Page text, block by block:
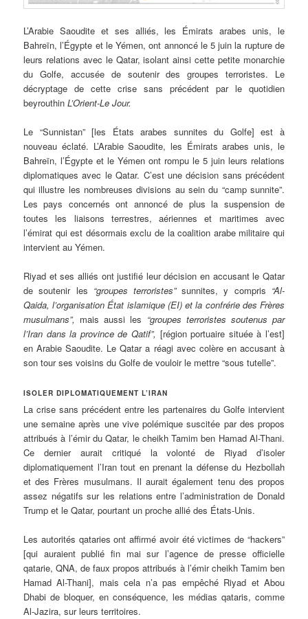
L’Arabie Saoudite et ses alliés, les Émirats arabes unis, le
Bahreïn, l’Égypte et le Yémen, ont annoncé le 5 juin la rupture de
leurs relations avec le Qatar, isolant ainsi cette petite monarchie
du Golfe, accusée de soutenir des groupes terroristes. Le
décryptage de cette crise sans précédent par le quotidien
beyrouthinL’Orient-Le Jour.
Le “Sunnistan” [les États arabes sunnites du Golfe] est à
nouveau éclaté. L’Arabie Saoudite, les Émirats arabes unis, le
Bahreïn, l’Égypte et le Yémen ont rompu le 5 juin leurs relations
diplomatiques avec le Qatar. C’est une décision sans précédent
qui illustre les nombreuses divisions au sein du “camp sunnite”.
Les pays concernés ont annoncé de plus la suspension de
toutes les liaisons terrestres, aériennes et maritimes avec
l’émirat qui est désormais exclu de la coalition arabe militaire qui
intervient au Yémen.
Riyad et ses alliés ont justifié leur décision en accusant le Qatar
de soutenir les “groupes terroristes”sunnites, y compris “Al-
Qaida, l’organisation État islamique (EI) et la confrérie des Frères
musulmans”, mais aussi les “groupes terroristes soutenus par
l’Iran dans la province de Qatif”, [région portuaire située à l’est]
en Arabie Saoudite. Le Qatar a réagi avec colère en accusant à
son tour ses voisins du Golfe de vouloir le mettre “sous tutelle”.
ISOLER DIPLOMATIQUEMENT L’IRAN
La crise sans précédent entre les partenaires du Golfe intervient
une semaine après une vive polémique suscitée par des propos
attribués à l’émir du Qatar, le cheikh Tamim ben Hamad Al-Thani.
Ce dernier aurait critiqué la volonté de Riyad d’isoler
diplomatiquement l’Iran tout en prenant la défense du Hezbollah
et des Frères musulmans. Il aurait également tenu des propos
assez négatifs sur les relations entre l’administration de Donald
Trump et le Qatar, pourtant un proche allié des États-Unis.
Les autorités qataries ont affirmé avoir été victimes de “hackers”
[qui auraient publié fin mai sur l’agence de presse officielle
qatarie, QNA, de faux propos attribués à l’émir cheikh Tamim ben
Hamad Al-Thani], mais cela n’a pas empêché Riyad et Abou
Dhabi de bloquer, en conséquence, les médias qataris, comme
Al-Jazira, sur leurs territoires.